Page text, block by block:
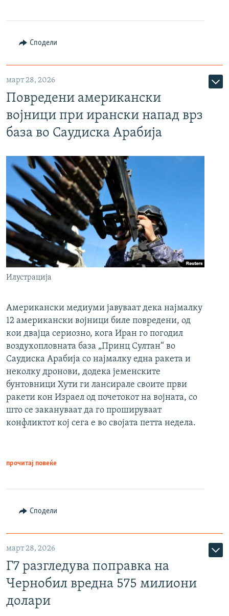
Сподели
март 28, 2026
Повредени американски
војници при ирански напад врз
база во Саудиска Арабија
Илустрација
Американски медиуми јавуваат дека најмалку
12 американски војници биле повредени, од
кои двајца сериозно, кога Иран го погодил
воздухопловната база „Принц Султан“ во
Саудиска Арабија со најмалку една ракета и
неколку дронови, додека јеменските
бунтовници Хути ги лансирале своите први
ракети кон Израел од почетокот на војната, со
што се закануваат да го прошируваат
конфликтот кој сега е во својата петта недела.
прочитај повеќе
Сподели
март 28, 2026
Г7 разгледува поправка на
Чернобил вредна 575 милиони
долари